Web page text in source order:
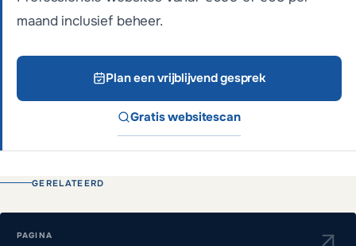
maand inclusief beheer.
Plan een vrijblijvend gesprek
Gratis websitescan
GERELATEERD
PAGINA